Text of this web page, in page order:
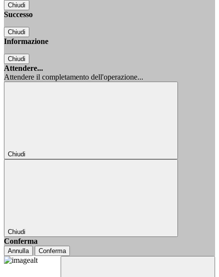
Chiudi
Successo
Chiudi
Informazione
Chiudi
Attendere...
Attendere il completamento dell'operazione...
Chiudi
Chiudi
Conferma
Annulla Conferma